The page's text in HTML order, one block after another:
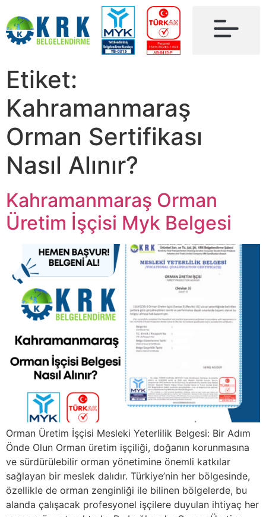
Etiket:
Kahramanmaraş
Orman Sertifikası
Nasıl Alınır?
Kahramanmaraş Orman
Üretim İşçisi Myk Belgesi
Orman Üretim İşçisi Mesleki Yeterlilik Belgesi: Bir Adım
Önde Olun Orman üretim işçiliği, doğanın korunmasına
ve sürdürülebilir orman yönetimine önemli katkılar
sağlayan bir meslek dalıdır. Türkiye’nin her bölgesinde,
özellikle de orman zenginliği ile bilinen bölgelerde, bu
alanda çalışacak profesyonel işçilere duyulan ihtiyaç her